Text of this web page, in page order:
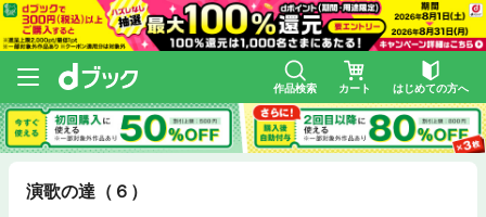
作品検索 カート はじめての方へ
演歌の達（６）